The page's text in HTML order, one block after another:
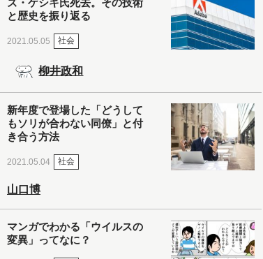
と歴史を振り返る
2021.05.05 社会
柳井政和
新年度で登場した「どうして
もソリが合わない同僚」と付
き合う方法
2021.05.04 社会
山口博
マンガでわかる「ウイルスの
変異」ってなに？